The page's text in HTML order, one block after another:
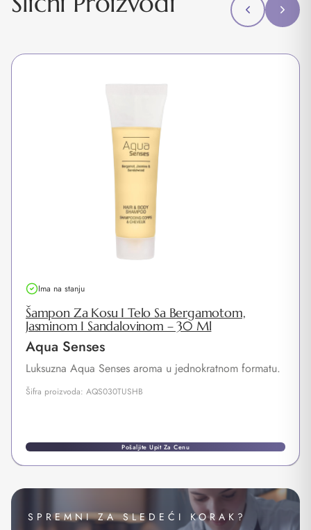
Ima na stanju
Šampon Za Kosu I Telo Sa Bergamotom,
Jasminom I Sandalovinom – 30 Ml
Aqua Senses
Luksuzna Aqua Senses aroma u jednokratnom formatu.
Šifra proizvoda: AQS030TUSHB
Pošaljite Upit Za Cenu
SPREMNI ZA SLEDEĆI KORAK?